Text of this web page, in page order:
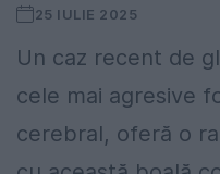
25 IULIE 2025
Un caz recent de
cele mai agresive
cerebral, oferă o